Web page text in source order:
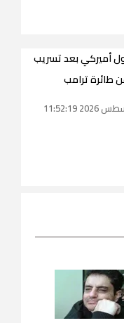
أميركي بعد تسريب
طائرة ترامب